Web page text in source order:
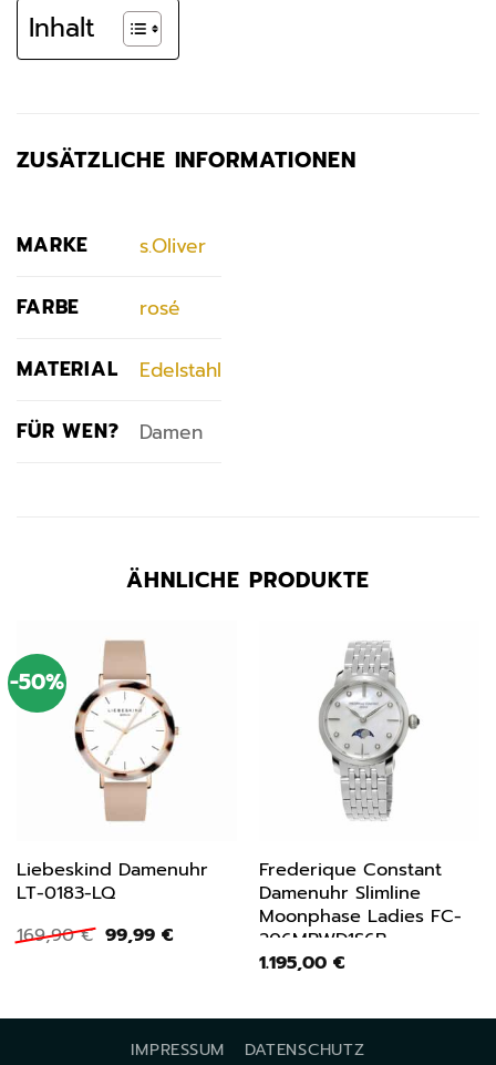
Inhalt
ZUSÄTZLICHE INFORMATIONEN
MARKE s.Oliver
FARBE rosé
MATERIAL Edelstahl
FÜR WEN? Damen
ÄHNLICHE PRODUKTE
-50%
Liebeskind Damenuhr
LT-0183-LQ
169,90€ Ursprünglicher
Preis
99,99 €Aktueller
Frederique Constant
Damenuhr Slimline
Moonphase Ladies FC-
206MPWD1S6B
1.195,00 €
IMPRESSUM DATENSCHUTZ